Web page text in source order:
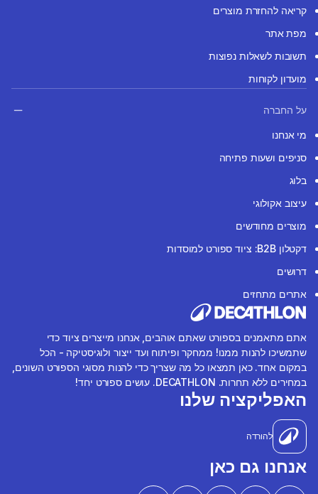
קריאה להחזרת מוצרים
מפת אתר
תשובות לשאלות נפוצות
מועדון לקוחות
על החברה
מי אנחנו
סניפים ושעות פתיחה
בלוג
עיצוב אקולוגי
מוצרים מחודשים
דקטלון B2B: ציוד ספורט למוסדות
דרושים
אתרים מתחזים
אתם מתאמנים בספורט שאתם אוהבים, אנחנו מייצרים ציוד כדי
שתמשיכו להנות ממנו! ממחקר ופיתוח ועד ייצור ולוגיסטיקה - הכל
במקום אחד. כאן תמצאו כל מה שצריך כדי להנות מסוגי הספורט השונים,
במחירים ללא תחרות. DECATHLON. עושים ספורט יחד!
האפליקציה שלנו
להורדה
אנחנו גם כאן